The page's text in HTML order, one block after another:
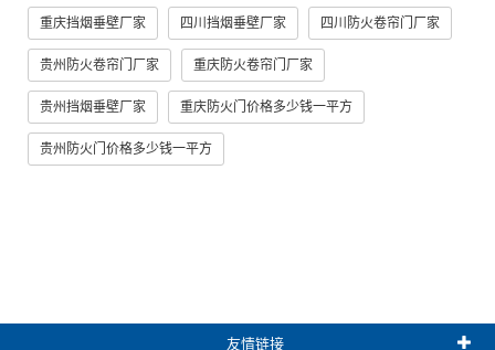
重庆挡烟垂壁厂家 四川挡烟垂壁厂家 四川防火卷帘门厂家
贵州防火卷帘门厂家 重庆防火卷帘门厂家
贵州挡烟垂壁厂家 重庆防火门价格多少钱一平方
贵州防火门价格多少钱一平方
友情链接